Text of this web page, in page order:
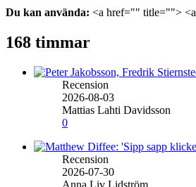
Du kan använda: <a href="" title="">
168 timmar
Recension
2026-08-03
Mattias Lahti Davidsson
0
Recension
2026-07-30
Anna Liv Lidström